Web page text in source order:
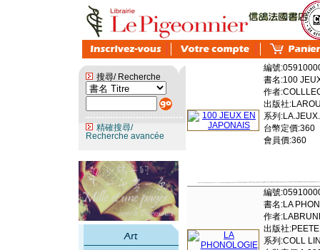
搜尋/ Recherche
精確搜尋/
Recherche avancée
編號
書名:100
作者
出版社
系列
台幣定價:360
會員價:360
編號
書名:LA
作者
出版社
系列:COLL